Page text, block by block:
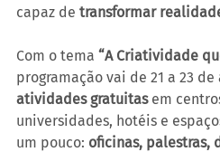
capaz de transformar
Com o tema “A Criatividade
programação vai de 21 a 23
atividades gratuitas em
universidades, hotéis e
um pouco: oficinas, palestras,